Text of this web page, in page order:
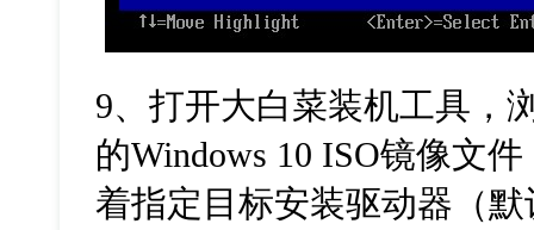
9、打开大白菜装机工具，
的Windows 10 ISO镜像文
着指定目标安装驱动器（